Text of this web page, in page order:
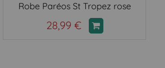
Robe Paréos St Tropez rose
28,99 €